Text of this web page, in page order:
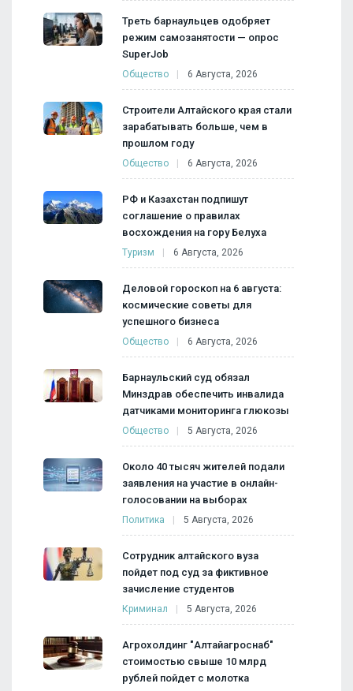
Треть барнаульцев одобряет
режим самозанятости — опрос
SuperJob
Общество 6 Августа, 2026
Строители Алтайского края стали
зарабатывать больше, чем в
прошлом году
Общество 6 Августа, 2026
РФ и Казахстан подпишут
соглашение о правилах
восхождения на гору Белуха
Туризм 6 Августа, 2026
Деловой гороскоп на 6 августа:
космические советы для
успешного бизнеса
Общество 6 Августа, 2026
Барнаульский суд обязал
Минздрав обеспечить инвалида
датчиками мониторинга глюкозы
Общество 5 Августа, 2026
Около 40 тысяч жителей подали
заявления на участие в онлайн-
голосовании на выборах
Политика 5 Августа, 2026
Сотрудник алтайского вуза
пойдет под суд за фиктивное
зачисление студентов
Криминал 5 Августа, 2026
Агрохолдинг "Алтайагроснаб"
стоимостью свыше 10 млрд
рублей пойдет с молотка